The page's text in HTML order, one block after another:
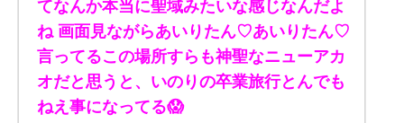
てなんか本当に聖域みたいな感じなんだよ
ね 画面見ながらあいりたん♡あいりたん♡
言ってるこの場所すらも神聖なニューアカ
オだと思うと、いのりの卒業旅行とんでも
ねえ事になってる😱